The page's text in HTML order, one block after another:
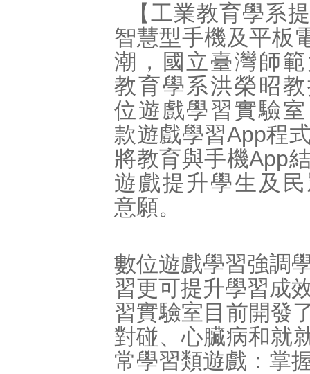
【工業教育學系
智慧型手機及平板
潮，國立臺灣師
教育學系洪榮昭
位遊戲學習實驗
款遊戲學習App程
將教育與手機App
遊戲提升學生及
意願。
數位遊戲學習強調
習更可提升學習成
習實驗室目前開發
對碰、心臟病和就
常學習類遊戲：掌